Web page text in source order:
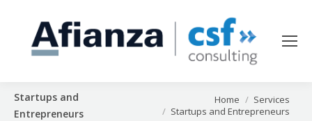
Startups and
Entrepreneurs
Home
Services
Startups and Entrepreneurs